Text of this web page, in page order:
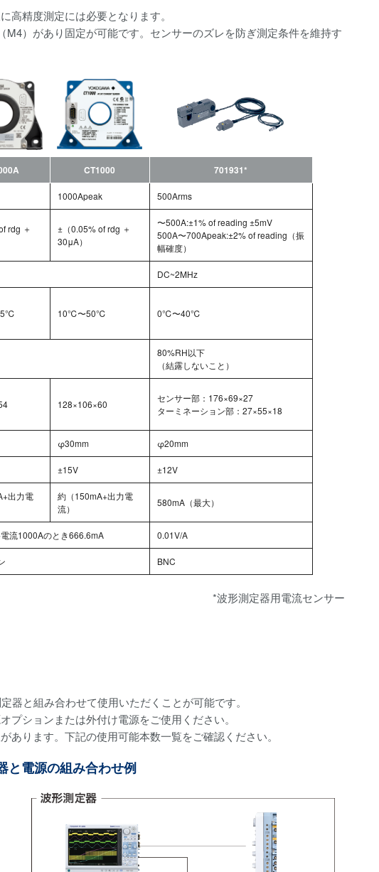
高精度測定には必要となります。
）があり固定が可能です。センサーのズレを防ぎ測定条件を維持す
CT1000 701931*
1000Apeak 500Arms
rdg ＋
±（0.05% of rdg ＋
30μA）
〜500A:±1% of reading ±5mV
500A〜700Apeak:±2% of reading（振
幅確度）
DC~2MHz
10℃〜50℃ 0℃〜40℃
80%RH以下
（結露しないこと）
128×106×60
センサー部：176×69×27
ターミネーション部：27×55×18
φ30mm φ20mm
±15V ±12V
出力電
約（150mA+出力電
流）
580mA（最大）
流1000Aのとき666.6mA 0.01V/A
BNC
*波形測定器用電流センサー
器と組み合わせて使用いただくことが可能です。
ションまたは外付け電源をご使用ください。
ります。下記の使用可能本数一覧をご確認ください。
と電源の組み合わせ例